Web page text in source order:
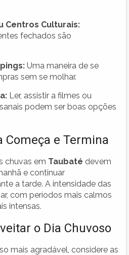
Centros Culturais:
fechados são
Uma maneira de se
sem se molhar.
Ler, assistir a filmes ou
podem ser boas opções
Começa e Termina
chuvas em Taubaté devem
e continuar
a tarde. A intensidade das
com períodos mais calmos
intensas.
o Dia Chuvoso
mais agradável, considere as